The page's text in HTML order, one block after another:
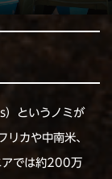
というノミが
リカや中南米、
アでは約200万